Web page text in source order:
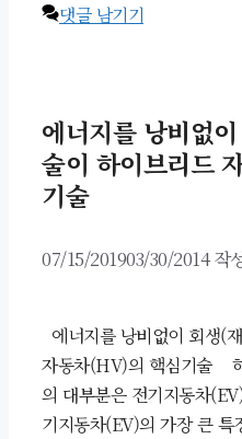
댓글 남기기
에너지를 낭비없
술이 하이브리드
기술
07/15/201903/30/2014 작
에너지를 낭비없이 회생(
자동차(HV)의 핵심기술
의 대부분은 전기지동차
기지동차(EV)의 가장 큰